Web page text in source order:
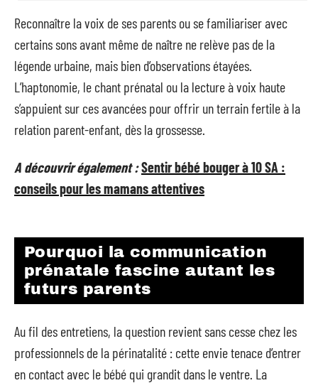
Reconnaître la voix de ses parents ou se familiariser avec
certains sons avant même de naître ne relève pas de la
légende urbaine, mais bien d’observations étayées.
L’haptonomie, le chant prénatal ou la lecture à voix haute
s’appuient sur ces avancées pour offrir un terrain fertile à la
relation parent-enfant, dès la grossesse.
A découvrir également :Sentir bébé bouger à 10 SA :
conseils pour les mamans attentives
Pourquoi la communication
prénatale fascine autant les
futurs parents
Au fil des entretiens, la question revient sans cesse chez les
professionnels de la périnatalité : cette envie tenace d’entrer
en contact avec le bébé qui grandit dans le ventre. La